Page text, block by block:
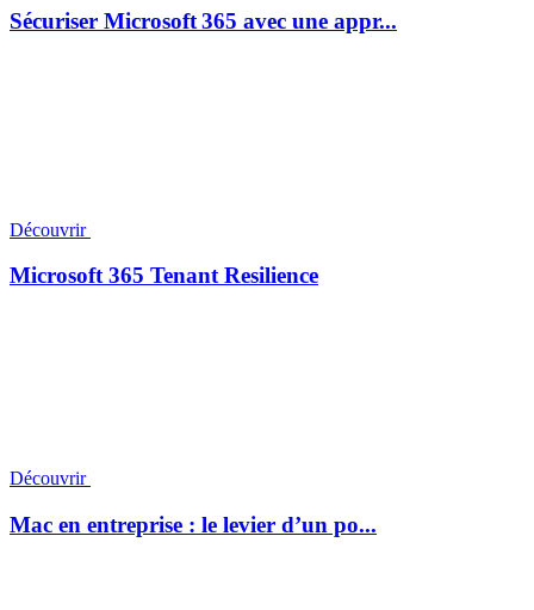
Sécuriser Microsoft 365 avec une appr...
Découvrir
Microsoft 365 Tenant Resilience
Découvrir
Mac en entreprise : le levier d’un po...